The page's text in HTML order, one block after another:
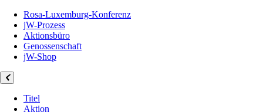
Rosa-Luxemburg-Konferenz
jW-Prozess
Aktionsbüro
Genossenschaft
jW-Shop
Titel
Aktion